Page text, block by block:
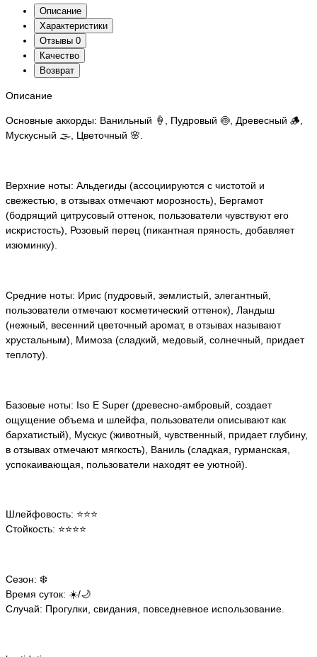
Описание
Характеристики
Отзывы 0
Качество
Возврат
Описание
Основные аккорды: Ванильный 🍦, Пудровый 🍥, Древесный 🪵,
Мускусный 🌫️, Цветочный 🌸.
Верхние ноты: Альдегиды (ассоциируются с чистотой и
свежестью, в отзывах отмечают морозность), Бергамот
(бодрящий цитрусовый оттенок, пользователи чувствуют его
искристость), Розовый перец (пикантная пряность, добавляет
изюминку).
Средние ноты: Ирис (пудровый, землистый, элегантный,
пользователи отмечают косметический оттенок), Ландыш
(нежный, весенний цветочный аромат, в отзывах называют
хрустальным), Мимоза (сладкий, медовый, солнечный, придает
теплоту).
Базовые ноты: Iso E Super (древесно-амбровый, создает
ощущение объема и шлейфа, пользователи описывают как
бархатистый), Мускус (животный, чувственный, придает глубину,
в отзывах отмечают мягкость), Ваниль (сладкая, гурманская,
успокаивающая, пользователи находят ее уютной).
Шлейфовость: ⭐️⭐️⭐️
Стойкость: ⭐️⭐️⭐️⭐️
Сезон: ❄️
Время суток: ☀️/🌙
Случай: Прогулки, свидания, повседневное использование.